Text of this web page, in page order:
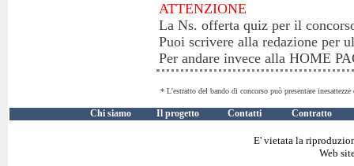
ATTENZIONE
La Ns. offerta quiz per il
Puoi scrivere alla redazione per
Per andare invece alla HOME
* L'estratto del bando di concorso può presentare
Chi siamo Il progetto Contatti Contratto
E' vietata la
Web